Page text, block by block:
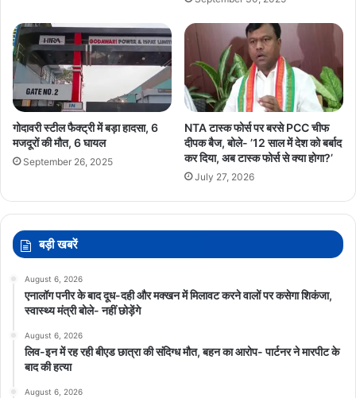
गोदावरी स्टील फैक्ट्री में बड़ा हादसा, 6
मजदूरों की मौत, 6 घायल
September 26, 2025
NTA टास्क फोर्स पर बरसे PCC चीफ
दीपक बैज, बोले- ’12 साल में देश को बर्बाद
कर दिया, अब टास्क फोर्स से क्या होगा?’
July 27, 2026
बड़ी खबरें
August 6, 2026
एनालॉग पनीर के बाद दूध-दही और मक्खन में मिलावट करने वालों पर कसेगा शिकंजा,
स्वास्थ्य मंत्री बोले- नहीं छोड़ेंगे
August 6, 2026
लिव-इन में रह रही बीएड छात्रा की संदिग्ध मौत, बहन का आरोप- पार्टनर ने मारपीट के
बाद की हत्या
August 6, 2026